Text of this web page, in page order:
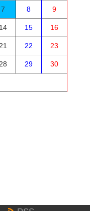
7 8 9
14 15 16
21 22 23
28 29 30